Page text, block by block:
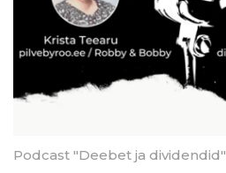
Podcast "Deebet ja dividendid"